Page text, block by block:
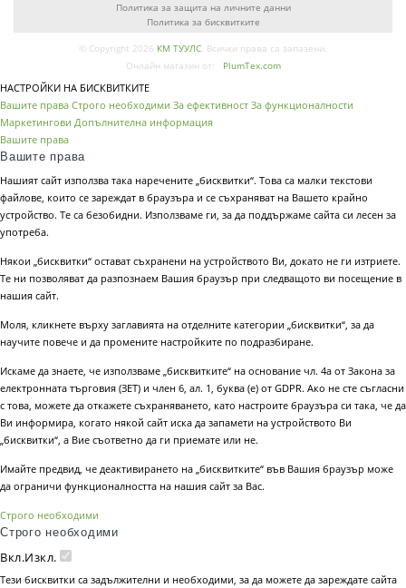
Политика за защита на личните данни
Политика за бисквитките
© Copyright 2026 КМ ТУУЛС. Всички права са запазени.
Онлайн магазин от:
PlumTex.com
НАСТРОЙКИ НА БИСКВИТКИТЕ
Вашите права Строго необходими За ефективност За функционалности
Маркетингови Допълнителна информация
Вашите права
Вашите права
Нашият сайт използва така наречените „бисквитки“. Това са малки текстови
файлове, които се зареждат в браузъра и се съхраняват на Вашето крайно
устройство. Те са безобидни. Използваме ги, за да поддържаме сайта си лесен за
употреба.
Някои „бисквитки“ остават съхранени на устройството Ви, докато не ги изтриете.
Те ни позволяват да разпознаем Вашия браузър при следващото ви посещение в
нашия сайт.
Моля, кликнете върху заглавията на отделните категории „бисквитки“, за да
научите повече и да промените настройките по подразбиране.
Искаме да знаете, че използваме „бисквитките“ на основание чл. 4а от Закона за
електронната търговия (ЗЕТ) и член 6, ал. 1, буква (е) от GDPR. Ако не сте съгласни
с това, можете да откажете съхраняването, като настроите браузъра си така, че да
Ви информира, когато някой сайт иска да запамети на устройството Ви
„бисквитки“, а Вие съответно да ги приемате или не.
Имайте предвид, че деактивирането на „бисквитките“ във Вашия браузър може
да ограничи функционалността на нашия сайт за Вас.
Строго необходими
Строго необходими
Вкл.Изкл.
Тези бисквитки са задължителни и необходими, за да можете да зареждате сайта